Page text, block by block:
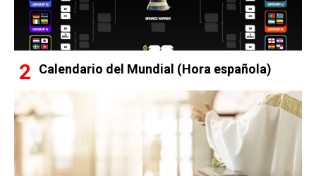
Calendario del Mundial (Hora española)